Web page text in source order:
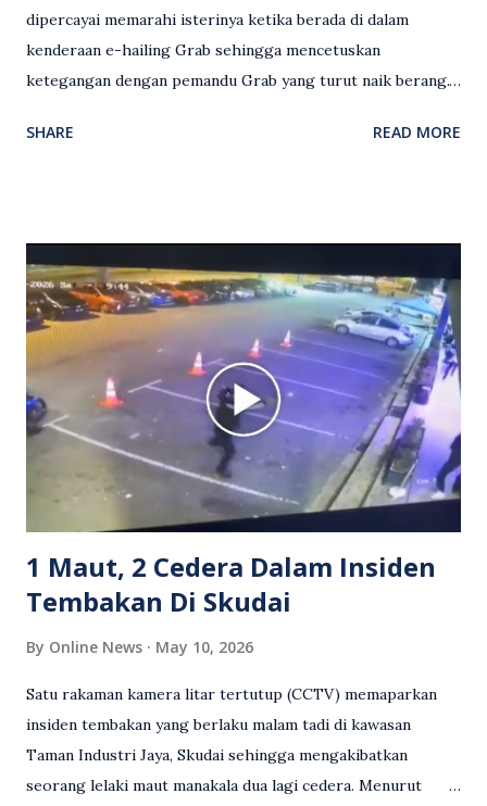
dipercayai memarahi isterinya ketika berada di dalam
kenderaan e-hailing Grab sehingga mencetuskan
ketegangan dengan pemandu Grab yang turut naik berang.
antara seorang lelaki warga asing dengan pemandu Grab
Grab bertindak mempertahankan wanita terbabit sebelum
berlaku pertikaman lidah antara kedua-dua pihak. Video
berkenaan kini tular di media sosial dan mendapat pelbagai
reaksi orang ramai. Antara komen orang awam yang tular di
media sosial mengenai insiden tersebut ialah ramai yang
meluahkan rasa marah terhadap tindakan lelaki berkenaan
serta memuji pemandu Grab kerana campur tangan.
Sebahagian netizen turut meminta pihak berkuasa
mengambil tindakan tegas, manakala ada yang bersimpati
terhadap wanita dipercayai menjadi mangs...
SHARE READ MORE
1 Maut, 2 Cedera Dalam Insiden
Tembakan Di Skudai
By Online News May 10, 2026
Satu rakaman kamera litar tertutup (CCTV) memaparkan
insiden tembakan yang berlaku malam tadi di kawasan
Taman Industri Jaya, Skudai sehingga mengakibatkan
seorang lelaki maut manakala dua lagi cedera. Menurut